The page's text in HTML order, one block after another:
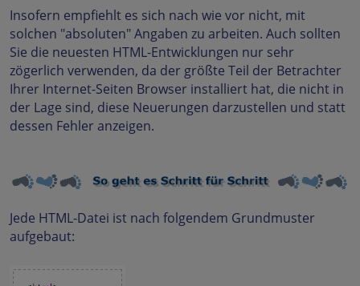
Insofern empfiehlt es sich nach wie vor nicht, mit
solchen "absoluten" Angaben zu arbeiten. Auch sollten
Sie die neuesten HTML-Entwicklungen nur sehr
zögerlich verwenden, da der größte Teil der Betrachter
Ihrer Internet-Seiten Browser installiert hat, die nicht in
der Lage sind, diese Neuerungen darzustellen und statt
dessen Fehler anzeigen.
Jede HTML-Datei ist nach folgendem Grundmuster
aufgebaut: